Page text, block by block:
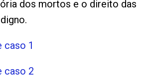
dos mortos e o direito das
caso 1
caso 2